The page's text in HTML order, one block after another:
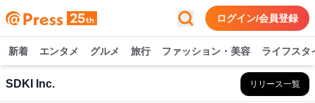
ログイン/会員登録
新着 エンタメ グルメ 旅行 ファッション・美容 ライフスタ
SDKI Inc. リリース一覧